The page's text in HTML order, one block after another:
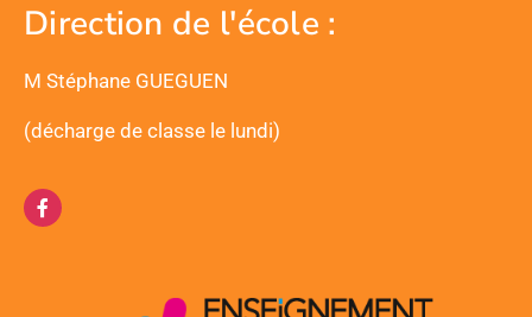
Direction de l'école :
M Stéphane GUEGUEN
(décharge de classe le lundi)